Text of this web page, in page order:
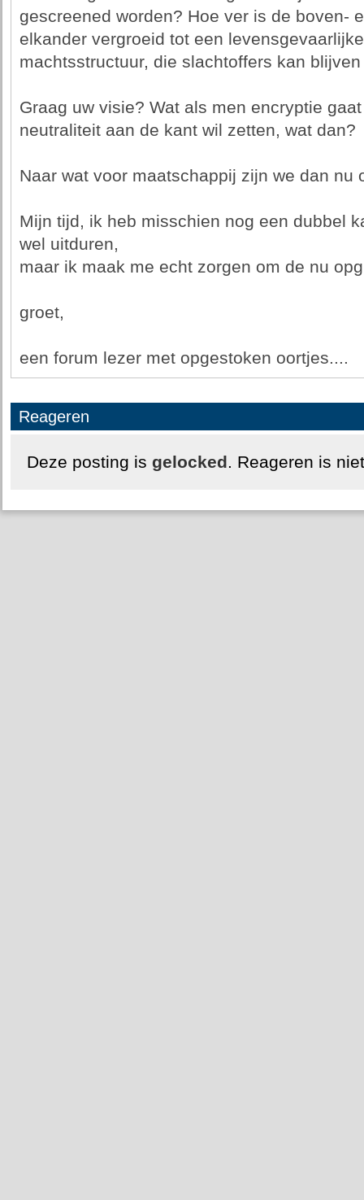
gescreened worden? Hoe ver is de boven-
elkander vergroeid tot een
machtsstructuur, die slachtoffers kan
Graag uw visie? Wat als men encryptie
neutraliteit aan de kant wil zetten, wat dan?
Naar wat voor maatschappij zijn we dan nu
Mijn tijd, ik heb misschien nog een dubbel
wel uitduren,
maar ik maak me echt zorgen om de nu
groet,
een forum lezer met opgestoken oortjes....
Reageren
Deze posting is gelocked. Reageren is